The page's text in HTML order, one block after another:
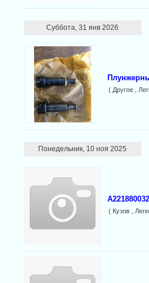
Суббота, 31 янв 2026
( Другое ,
Понедельник, 10 ноя 2025
( Кузов ,